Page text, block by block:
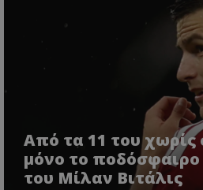
Από τα 11 του χωρίς
μόνο το ποδόσφαιρο
του Μίλαν Βιτάλις